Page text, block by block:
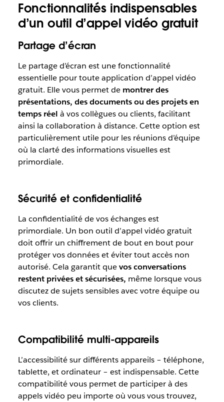
Fonctionnalités indispensables
d’un outil d’appel vidéo gratuit
Partage d’écran
Le partage d’écran est une fonctionnalité
essentielle pour toute application d’appel vidéo
gratuit. Elle vous permet de montrer des
présentations, des documents ou des projets en
temps réel à vos collègues ou clients, facilitant
ainsi la collaboration à distance. Cette option est
particulièrement utile pour les réunions d’équipe
où la clarté des informations visuelles est
primordiale.
Sécurité et confidentialité
La confidentialité de vos échanges est
primordiale. Un bon outil d’appel vidéo gratuit
doit offrir un chiffrement de bout en bout pour
protéger vos données et éviter tout accès non
autorisé. Cela garantit quevos conversations
restent privées et sécurisées, même lorsque vous
discutez de sujets sensibles avec votre équipe ou
vos clients.
Compatibilité multi-appareils
L’accessibilité sur différents appareils – téléphone,
tablette, et ordinateur – est indispensable. Cette
compatibilité vous permet de participer à des
appels vidéo peu importe où vous vous trouvez,